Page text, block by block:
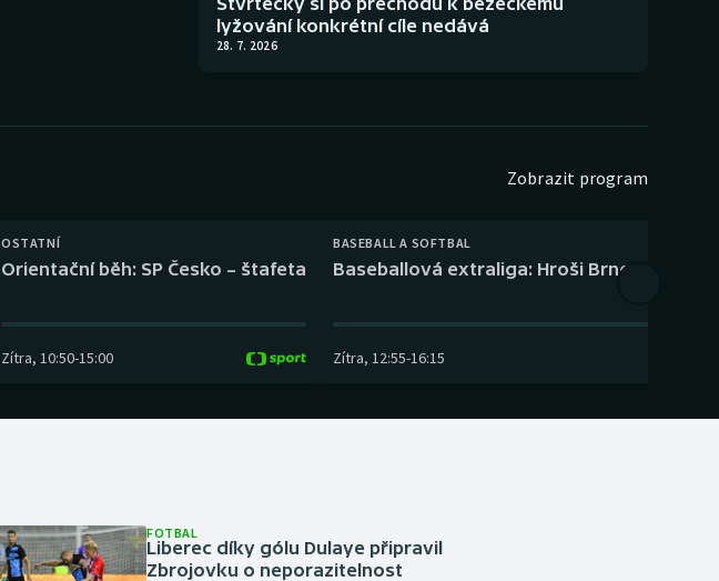
lyžování konkrétní cíle nedává
28. 7. 2026
Zobrazit program
OSTATNÍ
Orientační běh: SP Česko – štafeta
Zítra, 10:50-15:00
BASEBALL A SOFTBAL
Baseballová extraliga: Hroši Brno – Eagles
Zítra, 12:55-16:15
FOTBAL
Liberec díky gólu Dulaye připravil
Zbrojovku o neporazitelnost